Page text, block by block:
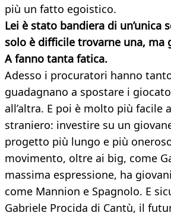
più un fatto egoistico.
Lei è stato bandiera di un’unica
solo è difficile trovarne una, ma
A fanno tanta fatica.
Adesso i procuratori hanno
guadagnano a spostare i
all’altra. E poi è molto più facile
straniero: investire su un
progetto più lungo e più
movimento, oltre ai big, come
massima espressione, ha
come Mannion e Spagnolo. E
Gabriele Procida di Cantù, il